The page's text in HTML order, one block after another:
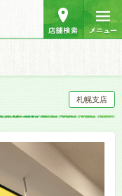
札幌支店